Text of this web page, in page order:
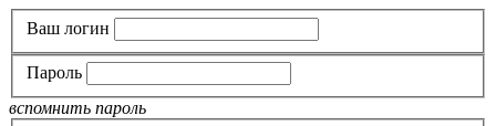
Ваш логин
Пароль
вспомнить пароль